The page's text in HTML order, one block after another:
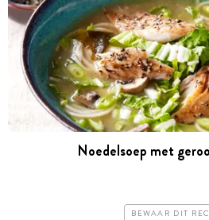
Noedelsoep met
BEWAAR DIT